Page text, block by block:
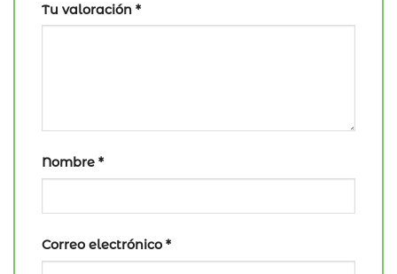
Tu valoración *
Nombre *
Correo electrónico *